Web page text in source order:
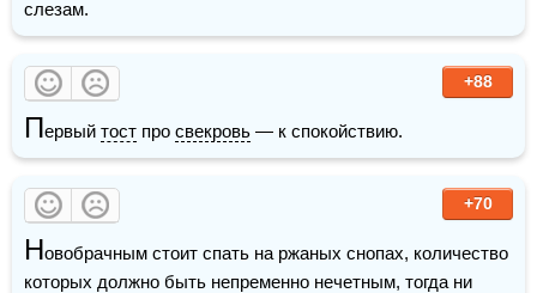
слезам.
+88
Первый тост про свекровь — к спокойствию.
+70
Новобрачным стоит спать на ржаных снопах, количество
которых должно быть непременно нечетным, тогда ни